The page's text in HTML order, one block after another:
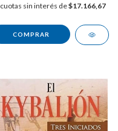
cuotas sin interés de$17.166,67